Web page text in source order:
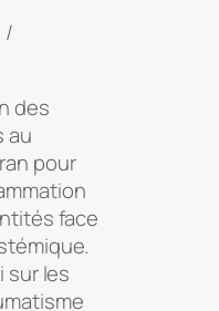
/
des
au
pour
face
sur les